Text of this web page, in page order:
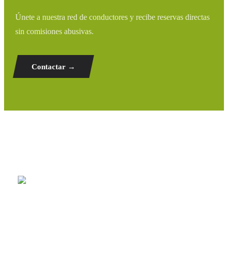
Únete a nuestra red de conductores y recibe reservas directas
sin comisiones abusivas.
Contactar →